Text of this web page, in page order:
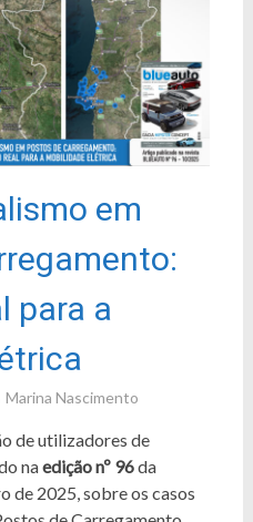
em
para a
Marina Nascimento
de utilizadores de
naedição nº 96da
de 2025, sobre os casos